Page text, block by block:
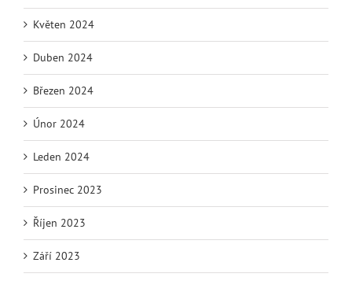
Květen 2024
Duben 2024
Březen 2024
Únor 2024
Leden 2024
Prosinec 2023
Říjen 2023
Září 2023